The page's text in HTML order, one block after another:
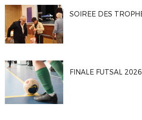
FINALE FUTSAL 2026